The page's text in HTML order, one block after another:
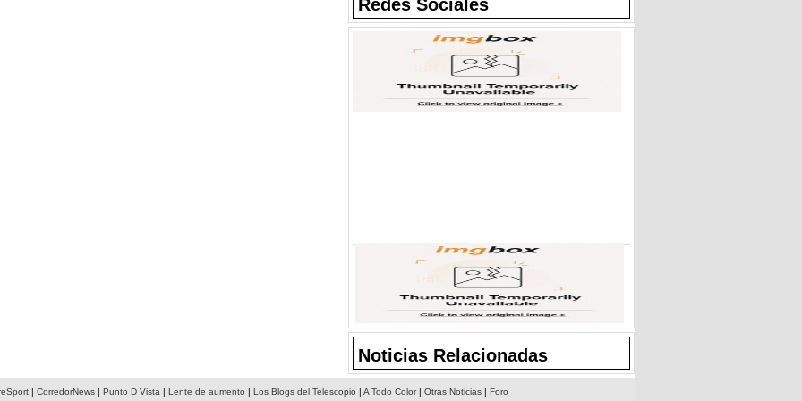
Redes Sociales
Noticias Relacionadas
| CorredorNews| Punto D Vista | Lente de aumento | Los Blogs del Telescopio | A Todo Color| Otras Noticias| Foro